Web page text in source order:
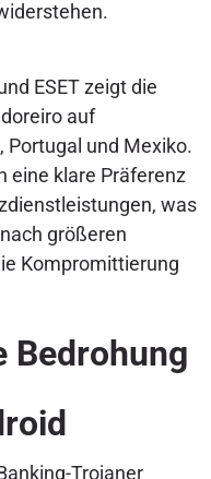
ESET zeigt die
auf
Portugal und Mexiko.
eine klare Präferenz
was
größeren
Kompromittierung
Bedrohung
Trojaner